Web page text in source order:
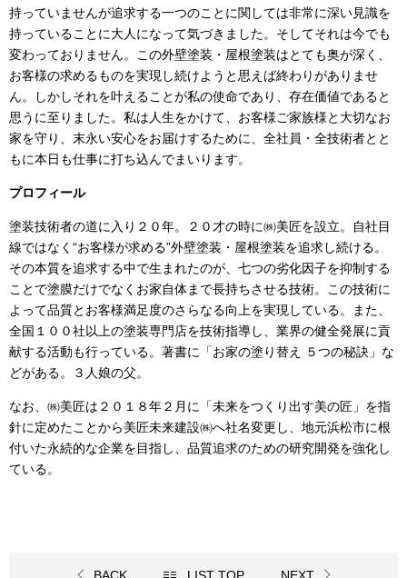
持っていませんが追求する一つのことに関しては非常に深い見識を
持っていることに大人になって気づきました。そしてそれは今でも
変わっておりません。この外壁塗装・屋根塗装はとても奥が深く、
お客様の求めるものを実現し続けようと思えば終わりがありませ
ん。しかしそれを叶えることが私の使命であり、存在価値であると
思うに至りました。私は人生をかけて、お客様ご家族様と大切なお
家を守り、末永い安心をお届けするために、全社員・全技術者とと
もに本日も仕事に打ち込んでまいります。
プロフィール
塗装技術者の道に入り２０年。２０才の時に㈱美匠を設立。自社目
線ではなく“お客様が求める”外壁塗装・屋根塗装を追求し続ける。
その本質を追求する中で生まれたのが、七つの劣化因子を抑制する
ことで塗膜だけでなくお家自体まで長持ちさせる技術。この技術に
よって品質とお客様満足度のさらなる向上を実現している。また、
全国１００社以上の塗装専門店を技術指導し、業界の健全発展に貢
献する活動も行っている。著書に「お家の塗り替え ５つの秘訣」な
どがある。３人娘の父。
なお、㈱美匠は２０１８年２月に「未来をつくり出す美の匠」を指
針に定めたことから美匠未来建設㈱へ社名変更し、地元浜松市に根
付いた永続的な企業を目指し、品質追求のための研究開発を強化し
ている。